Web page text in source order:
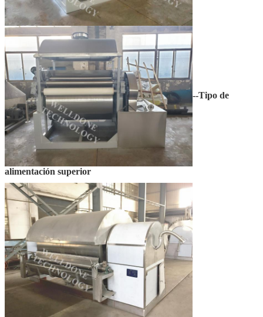
--Tipo de
alimentación superior